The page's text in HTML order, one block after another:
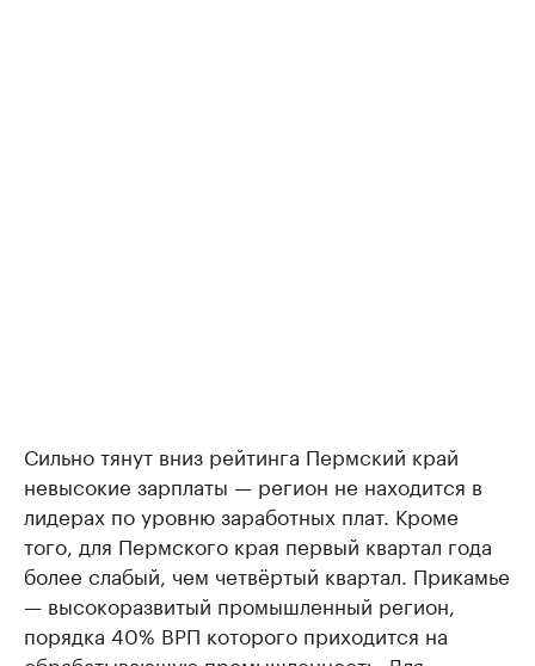
Сильно тянут вниз рейтинга Пермский край
невысокие зарплаты — регион не находится в
лидерах по уровню заработных плат. Кроме
того, для Пермского края первый квартал года
более слабый, чем четвёртый квартал. Прикамье
— высокоразвитый промышленный регион,
порядка 40% ВРП которого приходится на